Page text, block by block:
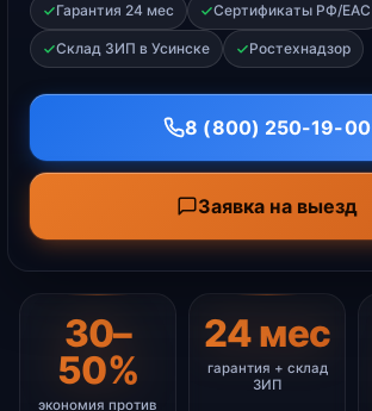
Гарантия 24 мес Сертификаты РФ/ЕАС
Склад ЗИП в Усинске Ростехнадзор
8 (800) 250-19-00
Заявка на выезд
30–
50%
экономия против
24 мес
гарантия + склад
ЗИП